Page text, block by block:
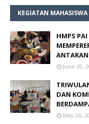
KEGIATAN MAHASISWA
HMPS
June 20,
DAN
May 26,